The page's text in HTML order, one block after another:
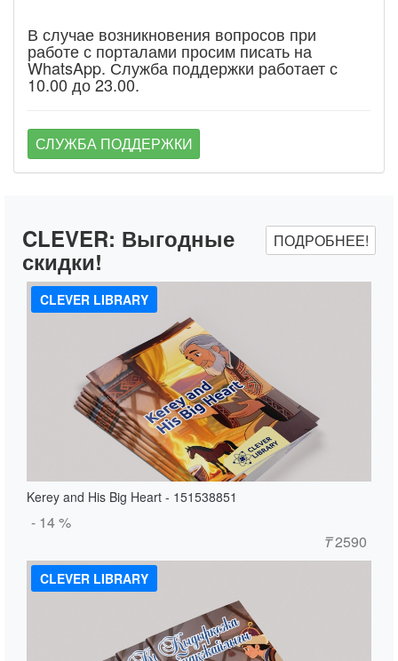
В случае возникновения вопросов при
работе с порталами просим писать на
WhatsApp. Служба поддержки работает с
10.00 до 23.00.
СЛУЖБА ПОДДЕРЖКИ
CLEVER: Выгодные
скидки!
ПОДРОБНЕЕ!
CLEVER LIBRARY
Kerey and His Big Heart - 151538851
- 14 %
₸2590
CLEVER LIBRARY